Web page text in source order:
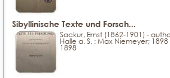
Sibyllinische Texte und Forsch...
Sackur, Ernst (1862-1901) -
Halle a. S. : Max Niemeyer; 1898
1898